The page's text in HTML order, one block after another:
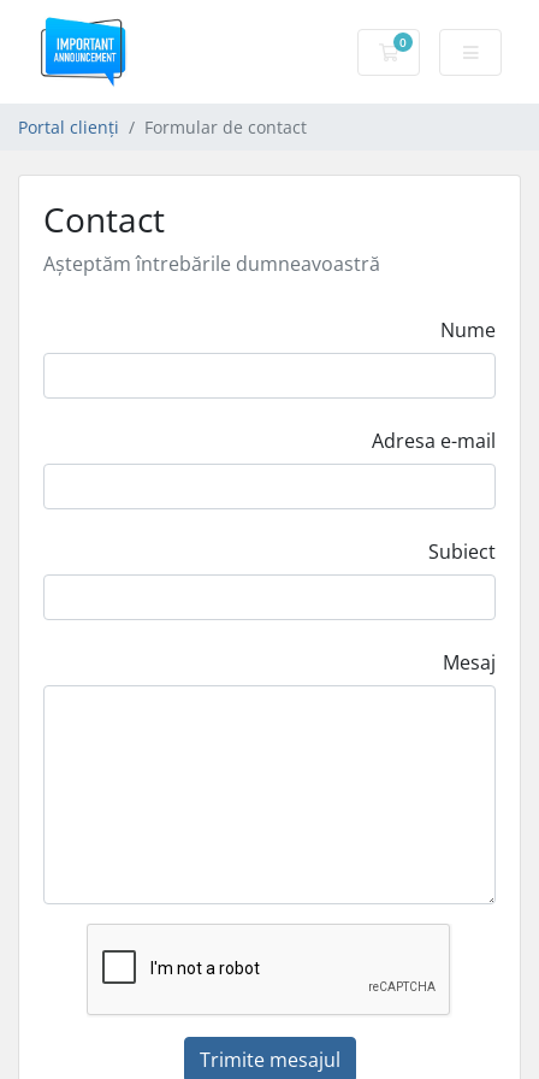
0
Coș de
Portal clienți Formular de contact
Contact
Așteptăm întrebările dumneavoastră
Nume
Adresa e-mail
Subiect
Mesaj
Trimite mesajul